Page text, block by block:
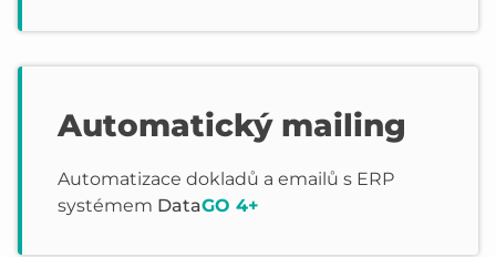
Automatický mailing
Automatizace dokladů a emailů s ERP
systémem DataGO 4+